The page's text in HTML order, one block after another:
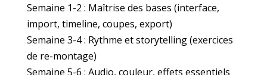
Semaine 1-2 : Maîtrise des bases (interface,
import, timeline, coupes, export)
Semaine 3-4 : Rythme et storytelling (exercices
de re-montage)
Semaine 5-6 : Audio, couleur, effets essentiels